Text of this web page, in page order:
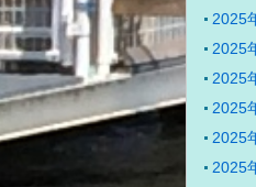
2025
2025
2025
2025
2025
2025